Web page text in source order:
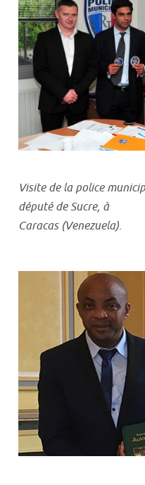
Visite de la police
député de Sucre, à
Caracas (Venezuela).